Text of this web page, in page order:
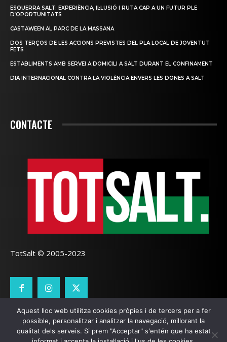
ESQUERRA SALT: EXPERIÈNCIA, IL·LUSIÓ I RUTA CAP A UN FUTUR PLE
D’OPORTUNITATS
CASTAWEEN AL PARC DE LA MASSANA
DOS TERÇOS DE LES ACCIONS PREVISTES DEL PLA LOCAL DE JOVENTUT
FETS
ESTABLIMENTS AMB SERVEI A DOMICILI A SALT DURANT EL CONFINAMENT
DIA INTERNACIONAL CONTRA LA VIOLÈNCIA ENVERS LES DONES A SALT
CONTACTE
TotSalt © 2005-2023
CONTACTE TOTSALT AVÍS LEGAL GALETES
SEO LOCALI PÀGINES WEB GIRONA ZOOOMWEB
Aquest lloc web utilitza cookies pròpies i de tercers per a fer
possible, personalitzar i analitzar la navegació, millorant la
qualitat dels serveis. Si prem "Acceptar" s'entén que ha estat